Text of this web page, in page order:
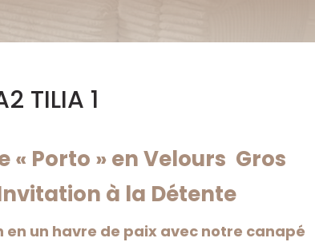
TILIA 1
« Porto » en Velours Gros
à la Détente
un havre de paix avec notre canapé